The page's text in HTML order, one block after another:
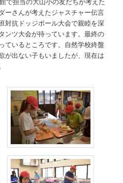
ーさんが考えたジャスチャー伝言
対抗ドッジボール大会で親睦を深
ンツ大会が待っています。最終の
ているところです。自然学校終盤
が出ない子もいましたが、現在は